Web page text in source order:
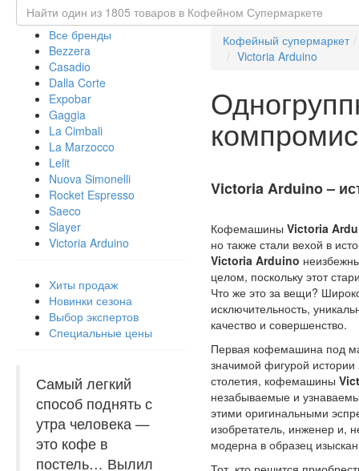
Все бренды
Bezzera
Casadio
Dalla Corte
Expobar
Gaggia
La Cimbali
La Marzocco
Lelit
Nuova Simonelli
Rocket Espresso
Saeco
Slayer
Victoria Arduino
Хиты продаж
Новинки сезона
Выбор экспертов
Специальные цены
Самый легкий
способ поднять с
утра человека —
это кофе в
постель… Вылил
Кофейный супермаркет
Victoria Arduino
Victoria Arduino –
Кофемашины Victoria
но также стали вехой в
Victoria Arduino
целом, поскольку этот
Что же это за вещи?
исключительность,
качество и совершенство.
Первая кофемашина под
значимой фигурой
столетия, кофемашины
незабываемые и
этими оригинальными
изобретатель, инженер и,
модерна в образец